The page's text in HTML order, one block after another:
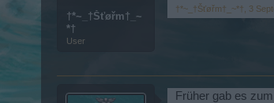
†*~_†Šťøřm†_~
*†
User
†*~_†Šťøřm†_~*† 3
Früher gab es